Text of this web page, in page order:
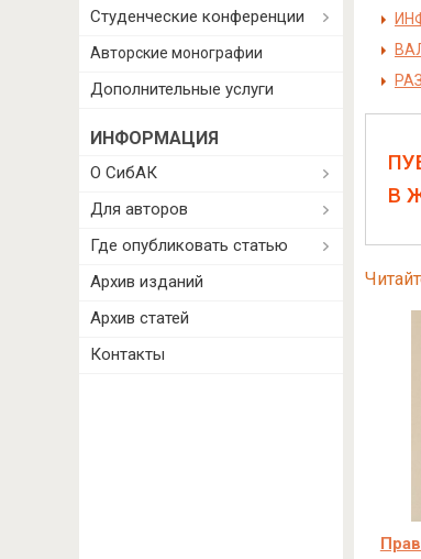
В
Студенческие конференции
Авторские монографии
Дополнительные услуги
ИНФОРМАЦИЯ
О СибАК
Для авторов
Где опубликовать статью
Архив изданий
Архив статей
Контакты